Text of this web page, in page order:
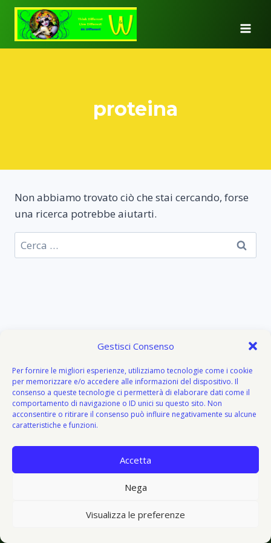
Gestisci Consenso
Per fornire le migliori esperienze, utilizziamo tecnologie come i cookie
per memorizzare e/o accedere alle informazioni del dispositivo. Il
consenso a queste tecnologie ci permetterà di elaborare dati come il
comportamento di navigazione o ID unici su questo sito. Non
acconsentire o ritirare il consenso può influire negativamente su alcune
caratteristiche e funzioni.
Accetta
Nega
Visualizza le preferenze
Salta
contenuto
proteina
Non abbiamo trovato ciò che stai cercando, forse
una ricerca potrebbe aiutarti.
Ricerca
per:
Bacheca del donatore
Kadence WP